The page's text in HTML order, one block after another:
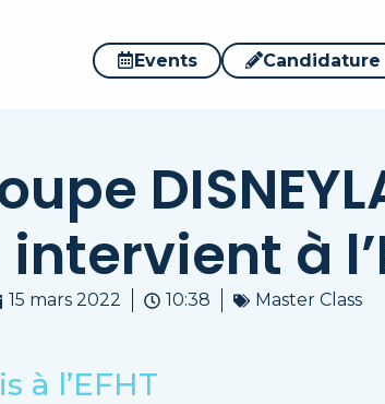
Events Candidature
intervient à
15 mars 2022 10:38 Master Class
à l’EFHT